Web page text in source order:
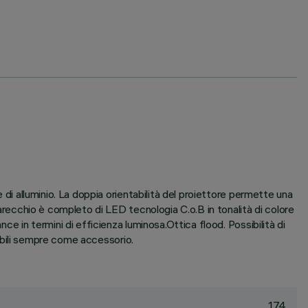
alluminio. La doppia orientabilità del proiettore permette una
è completo di LED tecnologia C.o.B in tonalità di colore
in termini di efficienza luminosa.Ottica flood. Possibilità di
sempre come accessorio.
174